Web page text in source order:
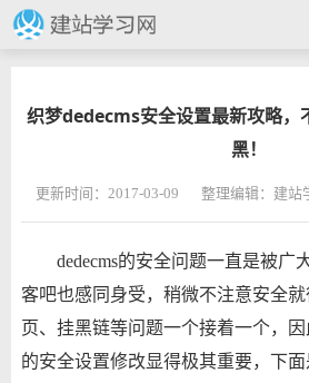
织梦dedecms安全设置最新攻略，
黑！
更新时间：2017-03-09 整理编辑：建站
dedecms的安全问题一直是被广
客吧也感同身受，稍微不注意安全
页、挂黑链等问题一个接着一个，因
的安全设置修改显得极其重要，下面